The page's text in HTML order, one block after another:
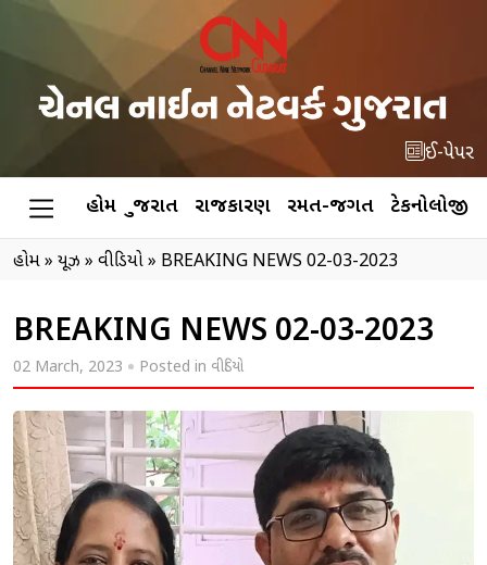
ઈ-પેપર
હોમ ગુજરાત રાજકારણ રમત-જગત ટેકનોલોજી
હોમ» ન્યૂઝ » વીડિયો» BREAKING NEWS 02-03-2023
BREAKING NEWS 02-03-2023
02 March, 2023 Posted in વીડિયો